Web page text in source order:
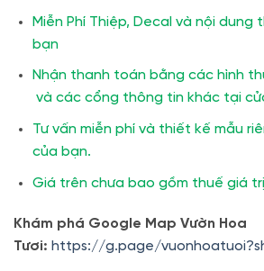
Miễn Phí Thiệp, Decal và nội dung
bạn
Nhận thanh toán bằng các hình
và các cổng thông tin khác tại
Tư vấn miễn phí và thiết kế mẫu
của bạn.
Giá trên chưa bao gồm thuế giá trị
Khám phá Google Map Vườn Hoa
Tươi: https://g.page/